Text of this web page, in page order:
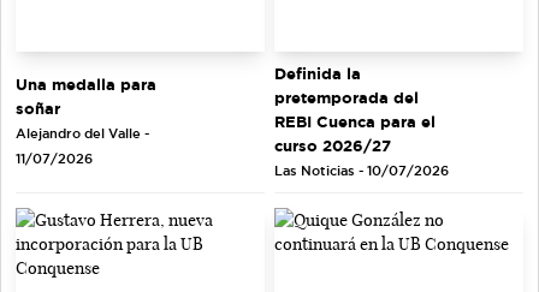
Una medalla para
soñar
Alejandro del Valle -
11/07/2026
Definida la
pretemporada del
REBI Cuenca para el
curso 2026/27
Las Noticias - 10/07/2026